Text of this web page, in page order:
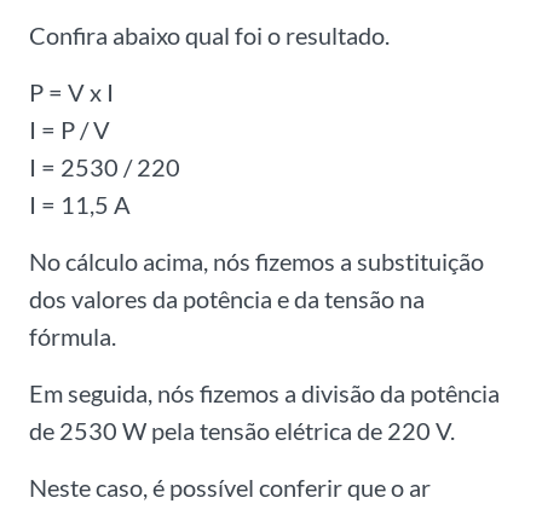
Confira abaixo qual foi o resultado.
P = V x I
I = P / V
I = 2530 / 220
I = 11,5 A
No cálculo acima, nós fizemos a substituição
dos valores da potência e da tensão na
fórmula.
Em seguida, nós fizemos a divisão da potência
de 2530 W pela tensão elétrica de 220 V.
Neste caso, é possível conferir que o ar